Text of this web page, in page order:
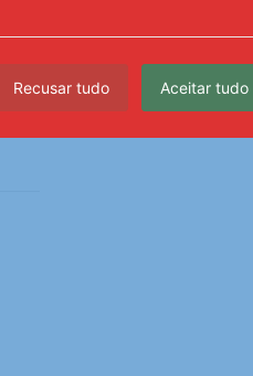
Recusar tudo Aceitar tudo